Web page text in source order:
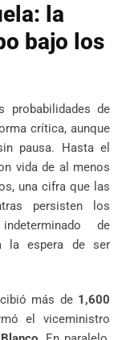
la
bajo los
de
crítica, aunque
pausa. Hasta el
vida de al menos
una cifra que las
persisten los
de
la espera de ser
más de 1,600
el viceministro